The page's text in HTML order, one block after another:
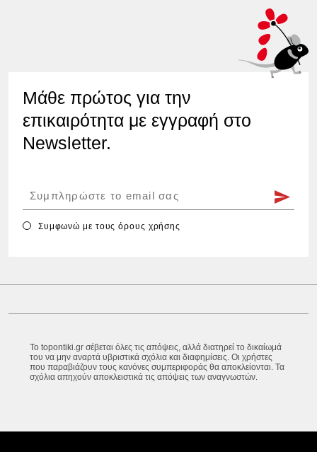
Μάθε πρώτος για την
επικαιρότητα με εγγραφή στο
Newsletter.
Συμφωνώ με τουςόρους χρήσης
Το topontiki.gr σέβεται όλες τις απόψεις, αλλά διατηρεί το δικαίωμά
του να μην αναρτά υβριστικά σχόλια και διαφημίσεις. Οι χρήστες
που παραβιάζουν τους κανόνες συμπεριφοράς θα αποκλείονται. Τα
σχόλια απηχούν αποκλειστικά τις απόψεις των αναγνωστών.